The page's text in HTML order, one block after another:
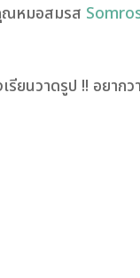
ณหมอสมรส
ยนวาดรูป !! อยาก